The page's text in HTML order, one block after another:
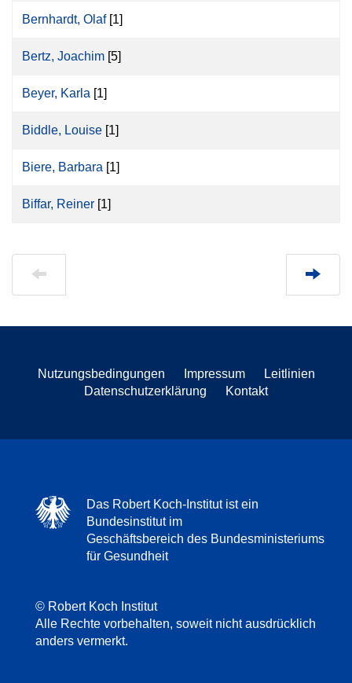
Bernhardt, Olaf[1]
Bertz, Joachim [5]
Beyer, Karla [1]
Biddle, Louise [1]
Biere, Barbara [1]
Biffar, Reiner [1]
Nutzungsbedingungen Impressum
Leitlinien
Datenschutzerklärung
Kontakt
Das Robert Koch-Institut ist ein
Bundesinstitut im
Geschäftsbereich des Bundesministeriums
für Gesundheit
© Robert Koch Institut
Alle Rechte vorbehalten, soweit nicht ausdrücklich
anders vermerkt.